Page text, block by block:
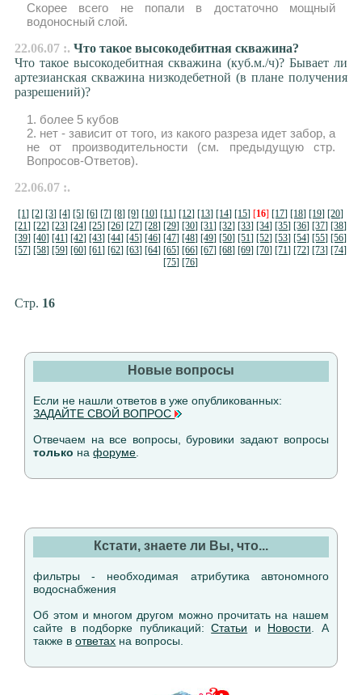
Скорее всего не попали в достаточно мощный
водоносный слой.
22.06.07 :. Что такое высокодебитная скважина?
Что такое высокодебитная скважина (куб.м./ч)? Бывает ли
артезианская скважина низкодебетной (в плане получения
разрешений)?
1. более 5 кубов
2. нет - зависит от того, из какого разреза идет забор, а
не от производительности (см. предыдущую стр.
Вопросов-Ответов).
22.06.07 :.
[1] [2] [3] [4] [5] [6] [7] [8] [9] [10] [11] [12] [13] [14] [15] [16] [17] [18] [19] [20]
[21] [22] [23] [24] [25] [26] [27] [28] [29] [30] [31] [32] [33] [34] [35] [36] [37] [38]
[39] [40] [41] [42] [43] [44] [45] [46] [47] [48] [49] [50] [51] [52] [53] [54] [55] [56]
[57] [58] [59] [60] [61] [62] [63] [64] [65] [66] [67] [68] [69] [70] [71] [72] [73] [74]
[75] [76]
Стр. 16
Новые вопросы
Если не нашли ответов в уже опубликованных:
ЗАДАЙТЕ СВОЙ ВОПРОС
Отвечаем на все вопросы, буровики задают вопросы
только нафоруме
Кстати, знаете ли Вы, что...
фильтры - необходимая атрибутика автономного
водоснабжения
Об этом и многом другом можно прочитать на нашем
сайте в подборке публикаций:Статьи и Новости . А
также вответах на вопросы.